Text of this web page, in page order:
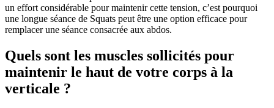
un effort considérable pour maintenir cette tension, c’est pourquoi
une longue séance de Squats peut être une option efficace pour
remplacer une séance consacrée aux abdos.
Quels sont les muscles sollicités pour
maintenir le haut de votre corps à la
verticale ?